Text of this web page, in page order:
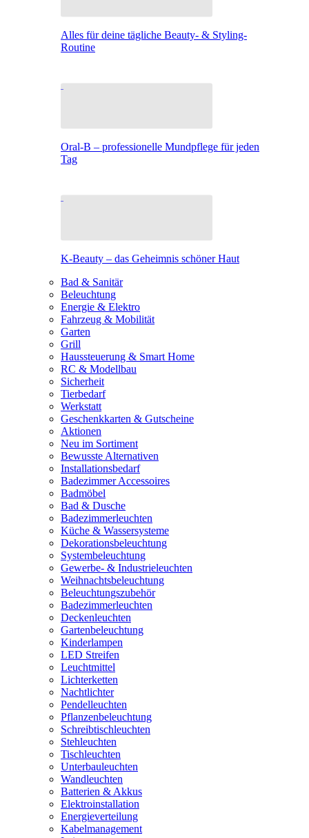
Alles für deine tägliche Beauty- & Styling-
Routine
Oral-B – professionelle Mundpflege für jeden
Tag
K-Beauty – das Geheimnis schöner Haut
Bad & Sanitär
Beleuchtung
Energie & Elektro
Fahrzeug & Mobilität
Garten
Grill
Haussteuerung & Smart Home
RC & Modellbau
Sicherheit
Tierbedarf
Werkstatt
Geschenkkarten & Gutscheine
Aktionen
Neu im Sortiment
Bewusste Alternativen
Installationsbedarf
Badezimmer Accessoires
Badmöbel
Bad & Dusche
Badezimmerleuchten
Küche & Wassersysteme
Dekorationsbeleuchtung
Systembeleuchtung
Gewerbe- & Industrieleuchten
Weihnachtsbeleuchtung
Beleuchtungszubehör
Badezimmerleuchten
Deckenleuchten
Gartenbeleuchtung
Kinderlampen
LED Streifen
Leuchtmittel
Lichterketten
Nachtlichter
Pendelleuchten
Pflanzenbeleuchtung
Schreibtischleuchten
Stehleuchten
Tischleuchten
Unterbauleuchten
Wandleuchten
Batterien & Akkus
Elektroinstallation
Energieverteilung
Kabelmanagement